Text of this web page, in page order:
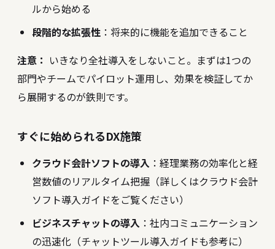
ルから始める
段階的な拡張性 ：将来的に機能を追加できること
注意： いきなり全社導入をしないこと。まずは1つの
部門やチームでパイロット運用し、効果を検証してか
ら展開するのが鉄則です。
すぐに始められるDX施策
クラウド会計ソフトの導入 ：経理業務の効率化と経
営数値のリアルタイム把握（詳しくはクラウド会計
ソフト導入ガイドをご覧ください）
ビジネスチャットの導入 ：社内コミュニケーション
の迅速化（チャットツール導入ガイドも参考に）